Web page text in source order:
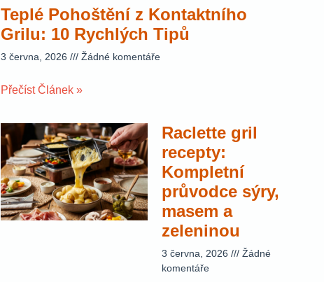
Teplé Pohoštění z Kontaktního
Grilu: 10 Rychlých Tipů
3 června, 2026 Žádné komentáře
Přečíst Článek »
Raclette gril
recepty:
Kompletní
průvodce sýry,
masem a
zeleninou
3 června, 2026
Žádné
komentáře